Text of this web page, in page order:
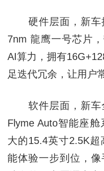
硬件层面，新车
7nm 龍鹰一号芯片
AI算力，拥有
足迭代冗余，让用户
软件层面，新车
Flyme Auto智能座
大的15.4英寸2.5K
能体验一步到位，